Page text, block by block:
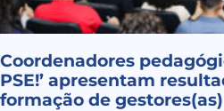
Coordenadores
PSE!’ apresentam
formação de